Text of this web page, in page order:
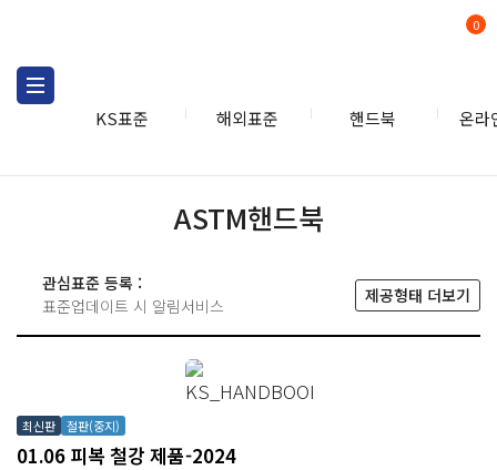
KS표준 해외표준 핸드북 온라
0
ASTM핸드북
관심표준 등록 :
표준업데이트 시 알림서비스
제공형태 더보기
최신판 절판(중지)
01.06 피복 철강 제품-2024